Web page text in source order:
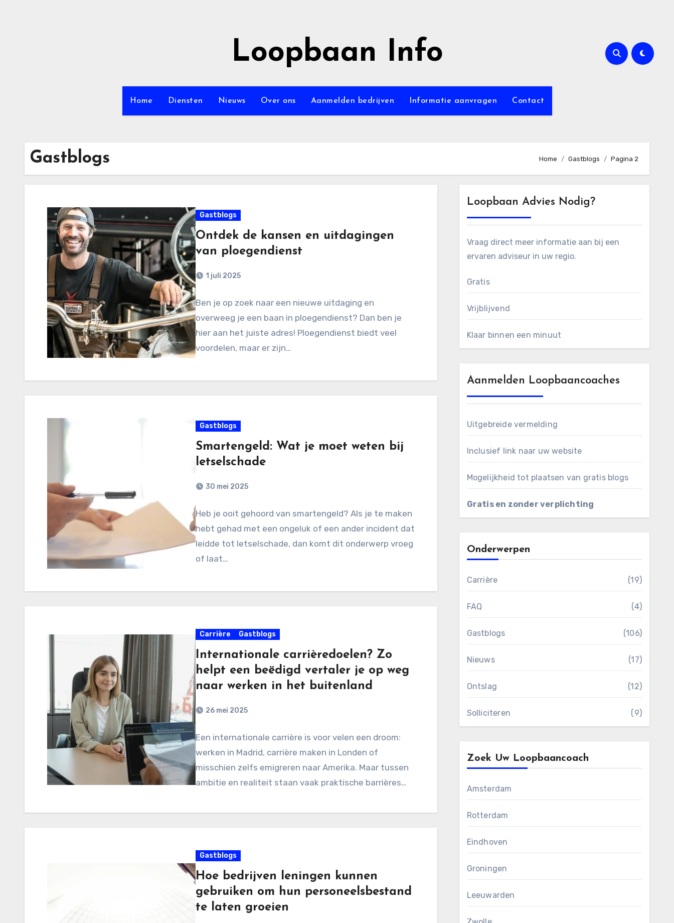
Loopbaan Info
Home Diensten Nieuws Over ons Aanmelden bedrijven Informatie aanvragen Contact
Gastblogs Home Gastblogs Pagina 2
Gastblogs
Ontdek de kansen en uitdagingen
van ploegendienst
1 juli 2025
Ben je op zoek naar een nieuwe uitdaging en
overweeg je een baan in ploegendienst? Dan ben je
hier aan het juiste adres! Ploegendienst biedt veel
voordelen, maar er zijn…
Gastblogs
Smartengeld: Wat je moet weten bij
letselschade
30 mei 2025
Heb je ooit gehoord van smartengeld? Als je te maken
hebt gehad met een ongeluk of een ander incident dat
leidde tot letselschade, dan komt dit onderwerp vroeg
of laat…
Carrière Gastblogs
Internationale carrièredoelen? Zo
helpt een beëdigd vertaler je op weg
naar werken in het buitenland
26 mei 2025
Een internationale carrière is voor velen een droom:
werken in Madrid, carrière maken in Londen of
misschien zelfs emigreren naar Amerika. Maar tussen
ambitie en realiteit staan vaak praktische barrières…
Gastblogs
Hoe bedrijven leningen kunnen
gebruiken om hun personeelsbestand
te laten groeien
Loopbaan Advies Nodig?
Vraag direct meer informatie aan bij een
ervaren adviseur in uw regio.
Gratis
Vrijblijvend
Klaar binnen een minuut
Aanmelden Loopbaancoaches
Uitgebreide vermelding
Inclusief link naar uw website
Mogelijkheid tot plaatsen van gratis blogs
Gratis en zonder verplichting
Onderwerpen
Carrière (19)
FAQ (4)
Gastblogs (106)
Nieuws (17)
Ontslag (12)
Solliciteren (9)
Zoek Uw Loopbaancoach
Amsterdam
Rotterdam
Eindhoven
Groningen
Leeuwarden